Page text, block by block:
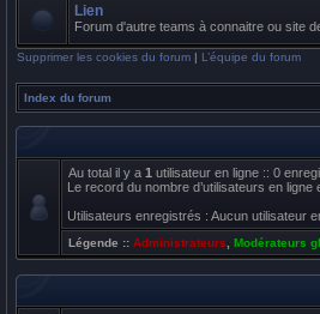
Lien
Forum d'autre teams à connaitre ou site
Supprimer les cookies du forum | L’équipe du forum
Index du forum
Au total il y a 1 utilisateur en ligne :: 0
Le record du nombre d’utilisateurs en ligne
Utilisateurs enregistrés : Aucun utilisateur
Légende :: Administrateurs Modérateurs